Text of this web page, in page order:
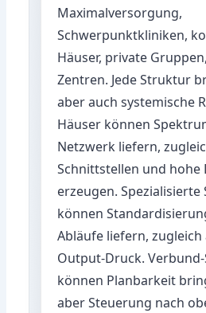
Maximalversorgung,
Schwerpunktkliniken,
Häuser, private
Zentren. Jede Struktur
aber auch systemische
Häuser können
Netzwerk liefern,
Schnittstellen und hohe
erzeugen.
können
Abläufe liefern,
Output-Druck.
können Planbarkeit
aber Steuerung nach